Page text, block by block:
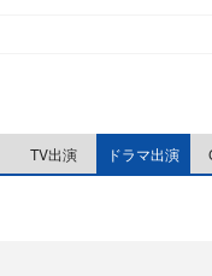
TV出演 ドラマ出演